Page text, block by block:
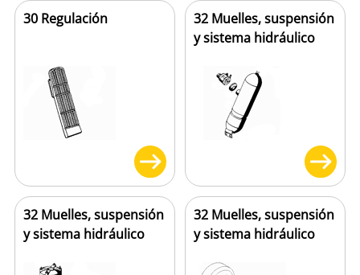
30 Regulación
32 Muelles, suspensión
y sistema hidráulico
32 Muelles, suspensión
y sistema hidráulico
32 Muelles, suspensión
y sistema hidráulico